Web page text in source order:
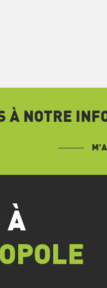
À NOTRE
À